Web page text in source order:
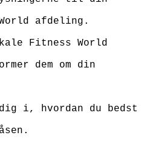
afdeling.
Fitness World
dem om din
i, hvordan du bedst